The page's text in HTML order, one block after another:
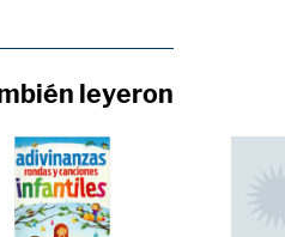
leyeron